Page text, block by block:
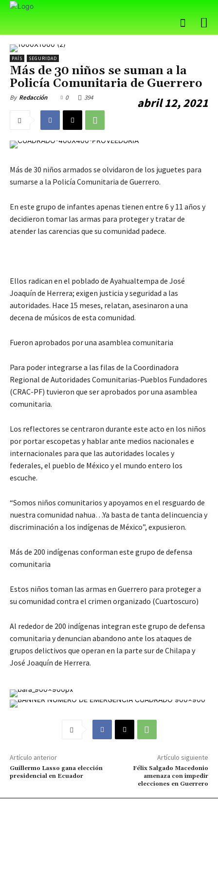
PAÍS SEGURIDAD
Más de 30 niños se suman a la
Policía Comunitaria de Guerrero
By Redacción abril 12, 2021
0 394
Más de 30 niños armados se olvidaron de los juguetes para
sumarse a la Policía Comunitaria de Guerrero.
En este grupo de infantes apenas tienen entre 6 y 11 años y
decidieron tomar las armas para proteger y tratar de
atender las carencias que su comunidad padece.
Ellos radican en el poblado de Ayahualtempa de José
Joaquín de Herrera; exigen justicia y seguridad a las
autoridades. Hace 15 meses, relatan, asesinaron a una
decena de músicos de esta comunidad.
Fueron aprobados por una asamblea comunitaria
Para poder integrarse a las filas de la Coordinadora
Regional de Autoridades Comunitarias-Pueblos Fundadores
(CRAC-PF) tuvieron que ser aprobados por una asamblea
comunitaria.
Los reflectores se centraron durante este acto en los niños
por portar escopetas y hablar ante medios nacionales e
internacionales para que las autoridades locales y
federales, el pueblo de México y el mundo entero los
escuche.
“Somos niños comunitarios y apoyamos en el resguardo de
nuestra comunidad nahua…Ya basta de tanta delincuencia y
discriminación a los indígenas de México”, expusieron.
Más de 200 indígenas conforman este grupo de defensa
comunitaria
Estos niños toman las armas en Guerrero para proteger a
su comunidad contra el crimen organizado (Cuartoscuro)
Al rededor de 200 indígenas integran este grupo de defensa
comunitaria y denuncian abandono ante los ataques de
grupos delictivos que operan en la parte sur de Chilapa y
José Joaquín de Herrera.
Artículo anterior
Guillermo Lasso gana elección
presidencial en Ecuador
Artículo siguiente
Félix Salgado Macedonio
amenaza con impedir
elecciones en Guerrero